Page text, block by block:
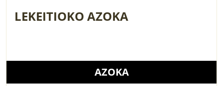
LEKEITIOKO AZOKA
AZOKA